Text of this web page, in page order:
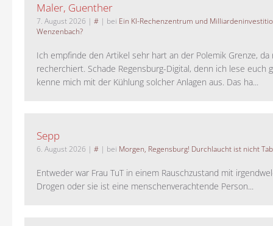
Maler, Guenther
7. August 2026 | # | bei Ein KI-Rechenzentrum und
Wenzenbach?
Ich empfinde den Artikel sehr hart an der Polemik Grenze,
recherchiert. Schade Regensburg-Digital, denn ich lese euch
kenne mich mit der Kühlung solcher Anlagen aus. Das ha...
Sepp
6. August 2026 | # | bei Morgen, Regensburg! Durchlaucht ist nicht
Entweder war Frau TuT in einem Rauschzustand mit
Drogen oder sie ist eine menschenverachtende Person...